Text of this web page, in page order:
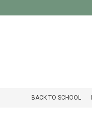
BACK TO SCHOOL